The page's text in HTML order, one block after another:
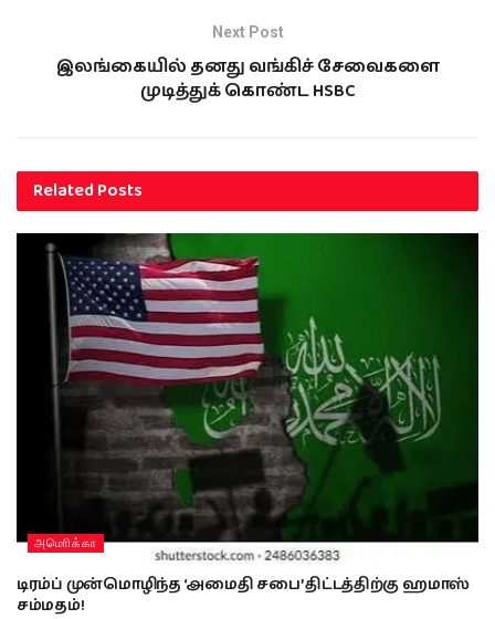
Next Post
இலங்கையில் தனது வங்கிச் சேவைகளை
முடித்துக் கொண்ட HSBC
RelatedPosts
அமொிக்கா
டிரம்ப் முன்மொழிந்த ‘அமைதி சபை’ திட்டத்திற்கு ஹமாஸ்
சம்மதம்!